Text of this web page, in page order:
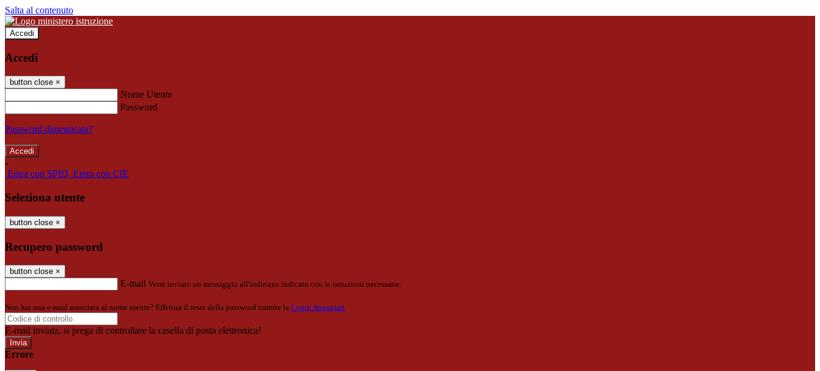
Salta al contenuto
Accedi
Accedi
button close ×
Nome Utente
Password
Password dimenticata?
-
Entra con SPID Entra con CIE
Seleziona utente
button close ×
Recupero password
button close ×
E-mail Verrà inviato un messaggio all'indirizzo indicato con le istruzioni necessarie.
Non hai una e-mail associata al nome utente? Effettua il reset della password tramite la Login Spaggiari
E-mail inviata, si prega di controllare la casella di posta elettronica!
Errore